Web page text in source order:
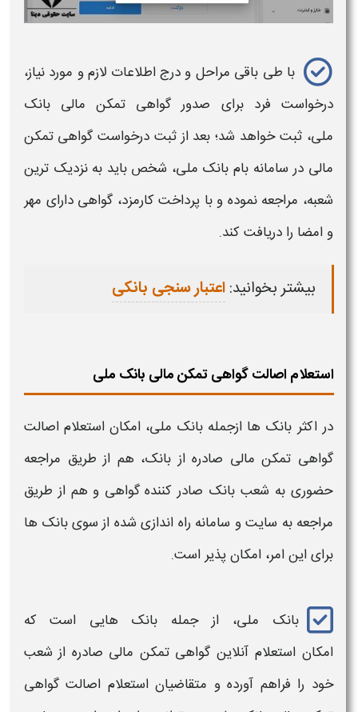
با طی باقی مراحل و درج اطلاعات لازم و مورد نیاز،
درخواست فرد برای صدور گواهی تمکن مالی بانک
ملی، ثبت خواهد شد؛ بعد از ثبت درخواست گواهی تمکن
مالی‌ در سامانه بام بانک ملی، شخص باید به نزدیک‌ ترین
شعبه، مراجعه نموده و با پرداخت کارمزد، گواهی‌ دارای مهر
و امضا را دریافت کند.
بیشتر بخوانید:اعتبار سنجی بانکی
استعلام اصالت گواهی تمکن مالی بانک ملی
در اکثر بانک ها ازجمله بانک ملی، امکان استعلام اصالت
گواهی تمکن مالی صادره از بانک، هم از طریق مراجعه
حضوری به شعب بانک صادر کننده گواهی و هم از طریق
مراجعه به سایت و سامانه راه اندازی شده از سویبانک ها
برای این امر، امکان پذیر است.
بانک ملی، از جمله بانک هایی است که
امکان استعلام آنلاین گواهی تمکن مالی صادره از شعب
خود را فراهم آورده و متقاضیان استعلام اصالت گواهی